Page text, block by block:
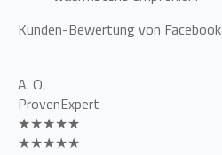
Kunden-Bewertung von Facebook
A. O.
ProvenExpert
★★★★★
★★★★★